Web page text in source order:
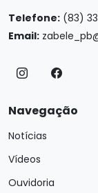
Telefone: (83)
Email:
Navegação
Notícias
Vídeos
Ouvidoria